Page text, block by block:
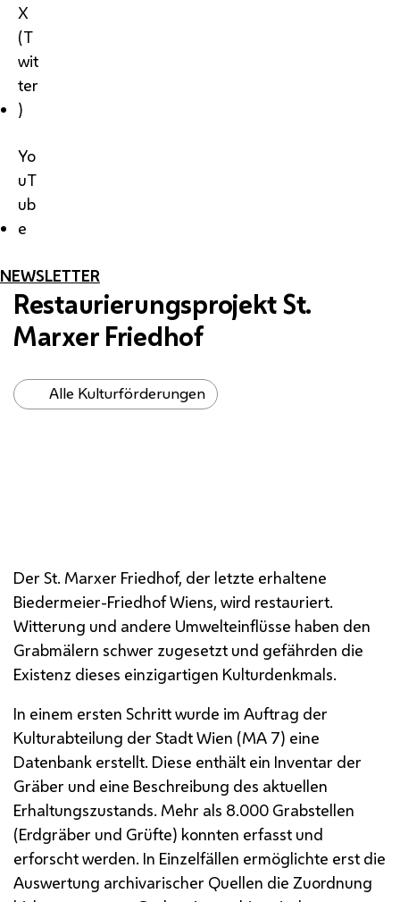
X
(T
wit
ter
)
Yo
uT
ub
e
NEWSLETTER
RestaurierungsprojektSt.
Marxer Friedhof
Alle Kulturförderungen
Der St. Marxer Friedhof, der letzte erhaltene
Biedermeier-Friedhof Wiens, wird restauriert.
Witterung und andere Umwelteinflüsse haben den
Grabmälern schwer zugesetzt und gefährden die
Existenz dieses einzigartigen Kulturdenkmals.
In einem ersten Schritt wurde im Auftrag der
Kulturabteilung der Stadt Wien (MA 7) eine
Datenbank erstellt. Diese enthält ein Inventar der
Gräber und eine Beschreibung des aktuellen
Erhaltungszustands. Mehr als 8.000 Grabstellen
(Erdgräber und Grüfte) konnten erfasst und
erforscht werden. In Einzelfällen ermöglichte erst die
Auswertung archivarischer Quellen die Zuordnung